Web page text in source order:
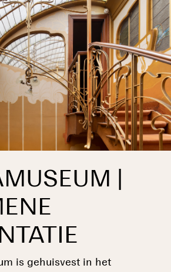
|
is gehuisvest in het